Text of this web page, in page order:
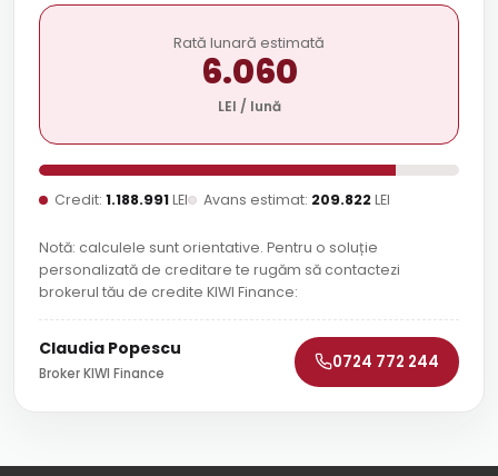
Rată lunară estimată
6.060
LEI / lună
Credit: 1.188.991LEI Avans estimat: 209.822LEI
Notă: calculele sunt orientative. Pentru o soluție
personalizată de creditare te rugăm să contactezi
brokerul tău de credite KIWI Finance:
Claudia Popescu
Broker KIWI Finance
0724 772 244